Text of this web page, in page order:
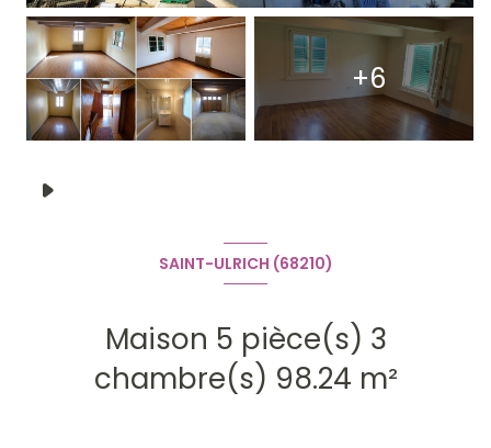
+6
SAINT-ULRICH (68210)
Maison 5 pièce(s) 3
chambre(s) 98.24 m²